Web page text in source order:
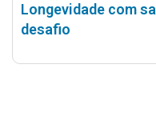
Longevidade com
desafio